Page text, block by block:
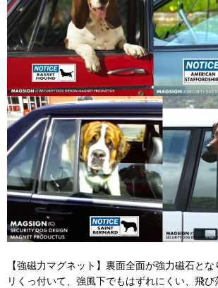
【強磁力マグネット】裏面全面が強力磁石と
リくっ付いて、強風下でもはずれにくい、飛